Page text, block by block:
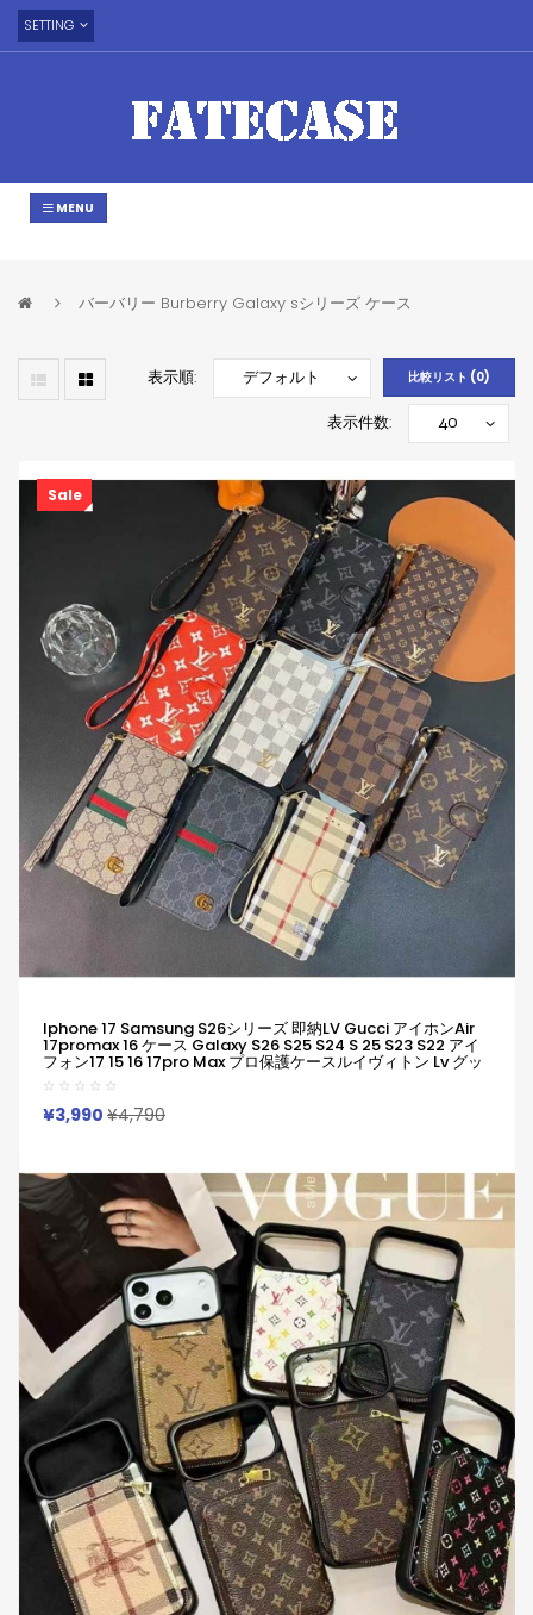
SETTING
MENU
バーバリー Burberry Galaxy sシリーズ ケース
比較リスト (0)
表示順:
表示件数:
Sale
Iphone 17 Samsung S26シリーズ 即納LV Gucci アイホンair
17promax 16 ケース Galaxy S26 S25 S24 S 25 S23 S22 アイ
フォン17 15 16 17pro Max プロ保護ケースルイヴィトン Lv グッ
チ Gucci バーバリーBurberry 便利 アイホン17 16 15 14 13 Pro
サムソン S23 S24 S25 S22 S21 Ultraケース
¥3,990 ¥4,790